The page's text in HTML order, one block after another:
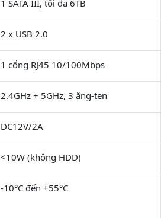
1 SATA III, tối đa 6TB
2 x USB 2.0
1 cổng RJ45 10/100Mbps
2.4GHz + 5GHz, 3 ăng-ten
DC12V/2A
<10W (không HDD)
-10°C đến +55°C